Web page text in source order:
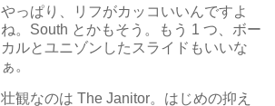
やっぱり、リフがカッコいいんですよ
ね。South とかもそう。もう 1 つ、ボー
カルとユニゾンしたスライドもいいな
ぁ。
壮観なのは The Janitor。はじめの抑え